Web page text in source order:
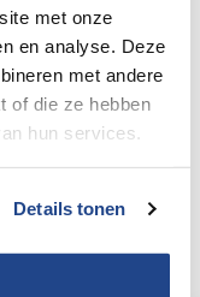
met onze
en analyse. Deze
met andere
of die ze hebben
hun services.
Details tonen